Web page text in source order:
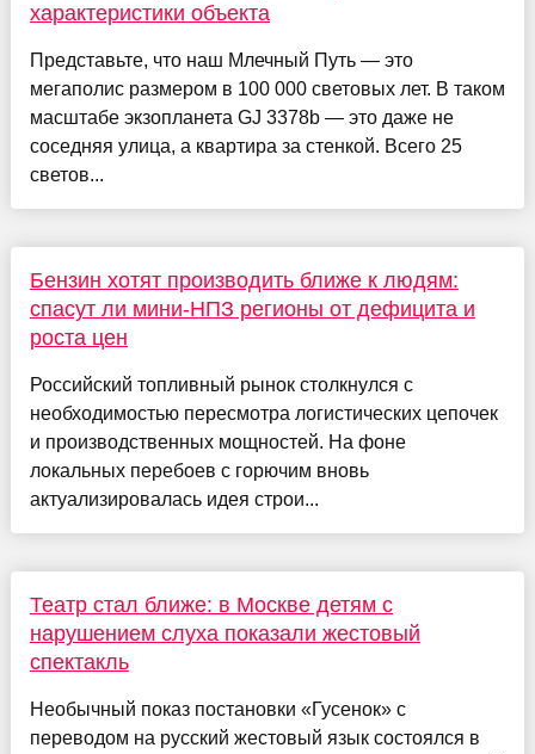
характеристики объекта
Представьте, что наш Млечный Путь — это
мегаполис размером в 100 000 световых лет. В таком
масштабе экзопланета GJ 3378b — это даже не
соседняя улица, а квартира за стенкой. Всего 25
светов...
Бензин хотят производить ближе к людям:
спасут ли мини-НПЗ регионы от дефицита и
роста цен
Российский топливный рынок столкнулся с
необходимостью пересмотра логистических цепочек
и производственных мощностей. На фоне
локальных перебоев с горючим вновь
актуализировалась идея строи...
Театр стал ближе: в Москве детям с
нарушением слуха показали жестовый
спектакль
Необычный показ постановки «Гусенок» с
переводом на русский жестовый язык состоялся в